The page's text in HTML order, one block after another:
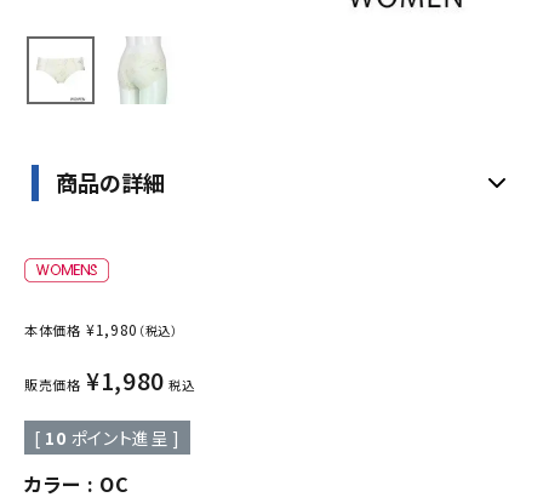
商品の詳細
本体価格 ¥1,980 （税込）
販売価格 ¥1,980 税込
[ 10 ポイント進呈 ]
カラー OC